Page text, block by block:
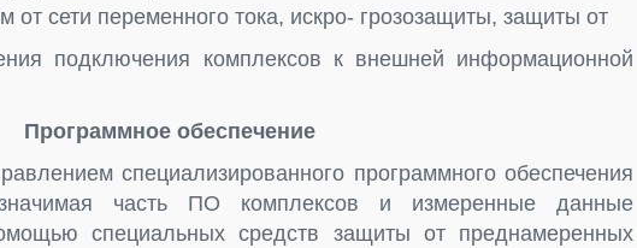
от сети переменного тока, искро- грозозащиты, защиты от
подключения комплексов к внешней информационной
Программное обеспечение
специализированного программного обеспечения
значимая часть ПО комплексов и измеренные данные
специальных средств защиты от преднамеренных